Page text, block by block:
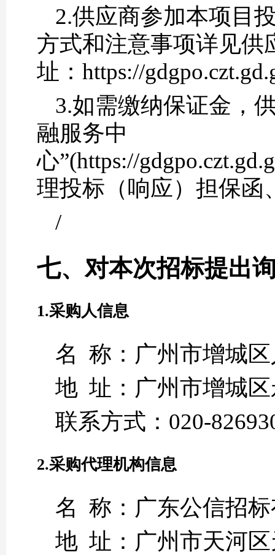
2.供应商参加本项目
方式和注意事项详见供
址：https://
3.如需缴纳保证金，
融服务中
心”(https://
理投标（响应）担保函
/
七、对本次招标提出
1.采购人信息
名 称：广州市增城
地 址：广州市增城
联系方式：020-
2.采购代理机构信息
名 称：广东公信招
地 址：广州市天河